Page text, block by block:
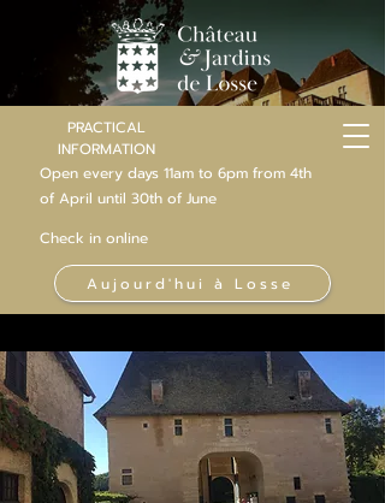
PRACTICAL
INFORMATION
Open every days 11am to 6pm from 4th
of April until 30th of June
Check in online
Aujourd'hui à Losse